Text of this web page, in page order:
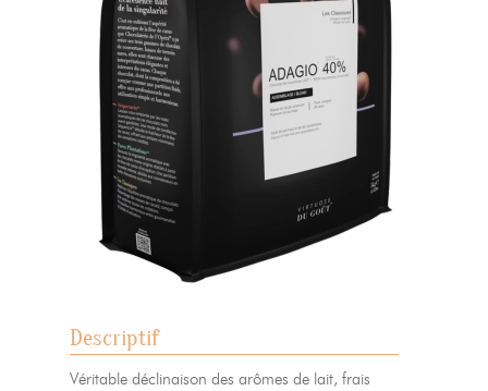
Descriptif
Véritable déclinaison des arômes de lait, frais